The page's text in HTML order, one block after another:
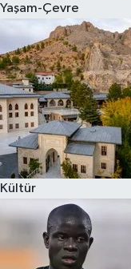
Yaşam-Çevre
Kültür